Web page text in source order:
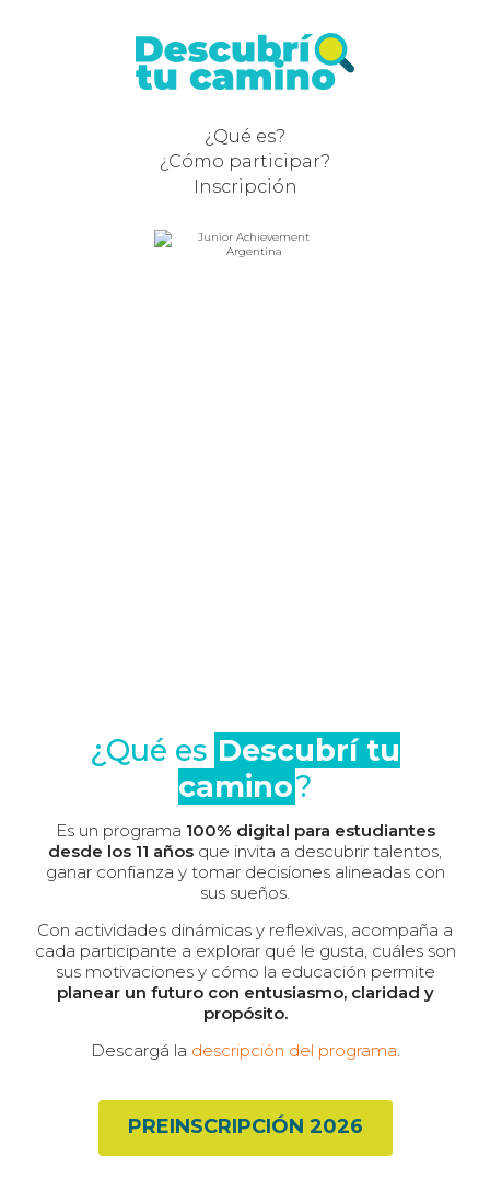
¿Qué es?
¿Cómo participar?
Inscripción
¿Qué es Descubrí tu
camino?
Es un programa 100% digital para estudiantes
desde los 11 años que invita a descubrir talentos,
ganar confianza y tomar decisiones alineadas con
sus sueños.
Con actividades dinámicas y reflexivas, acompaña a
cada participante a explorar qué le gusta, cuáles son
sus motivaciones y cómo la educación permite
planear un futuro con entusiasmo, claridad y
propósito.
Descargá la descripción del programa.
PREINSCRIPCIÓN 2026